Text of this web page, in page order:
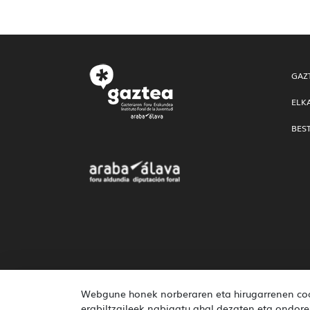
Webgune honek norberaren eta hirugarrenen